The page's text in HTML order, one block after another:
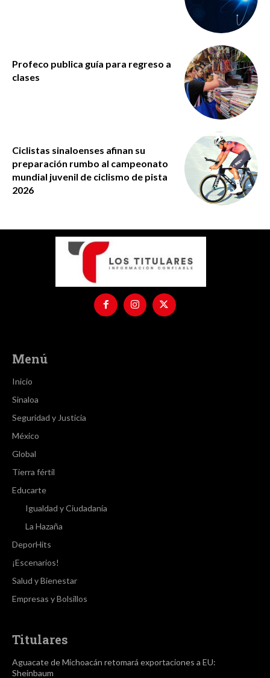
Profeco publica guía para regreso a
clases
Ciclistas sinaloenses afinan su
preparación rumbo al campeonato
mundial juvenil de ciclismo de pista
2026
Menú
Inicio
Sinaloa
Seguridad y Justicia
México
Global
Tierra fértil
Educarte
Igualdad y Ciudadanía
La Hazaña
DeporHits
¡Escenarios!
Salud y Bienestar
Empresas y Bolsillos
Titulares
Aguacate de Michoacán retomará exportaciones a EU:
Sheinbaum